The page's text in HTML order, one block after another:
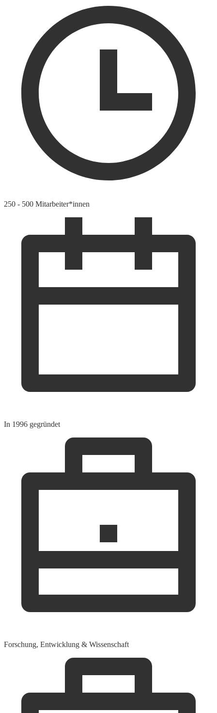
250 - 500 Mitarbeiter*innen
In 1996 gegründet
Forschung, Entwicklung & Wissenschaft